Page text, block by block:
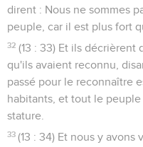
dirent : Nous ne sommes
peuple, car il est plus fort
32 (13 : 33) Et ils décrièrent
qu'ils avaient reconnu,
passé pour le reconnaître
habitants, et tout le
stature.
33 (13 : 34) Et nous y